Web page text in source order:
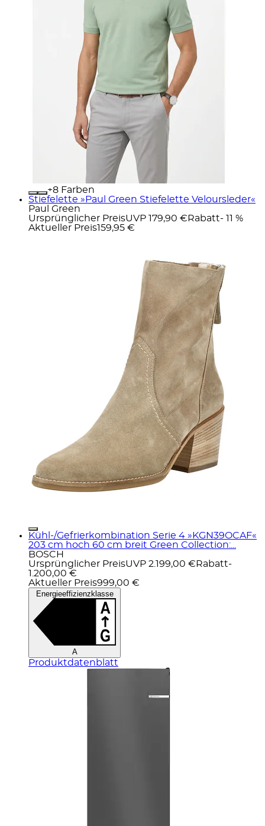
+
Farben
Stiefelette »Paul Green Stiefelette Veloursleder«
Paul Green
Ursprünglicher PreisUVP 179,90 € Rabatt- 11 %
Aktueller Preis159,95 €
Kühl-/Gefrierkombination Serie 4 »KGN39OCAF«
203 cm hoch 60 cm breit Green Collection:...
BOSCH
Ursprünglicher PreisUVP 2.199,00 € Rabatt-
1.200,00 €
Aktueller Preis999,00 €
Energieeffizienzklasse
A
Produktdatenblatt